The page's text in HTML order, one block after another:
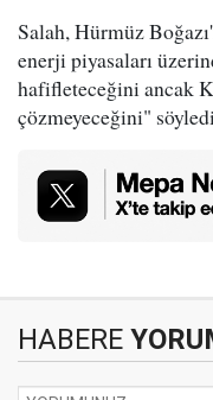
Salah, Hürmüz
enerji piyasaları
hafifleteceğini ancak
çözmeyeceğini"
HABERE